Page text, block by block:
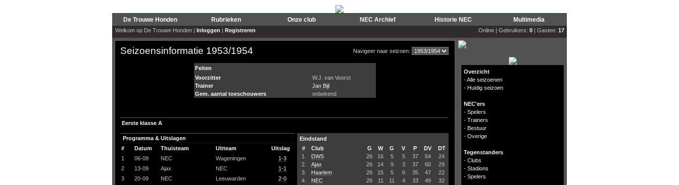
De Trouwe Honden Rubrieken Onze club NEC Archief Historie NEC Multimedia
Welkom op De Trouwe Honden | Inloggen | Registreren Online | Gebruikers: 0 | Gasten: 17
Navigeer naar seizoen:
Seizoensinformatie 1953/1954
Feiten
Voorzitter
W.J. van Voorst
Trainer
Jan Bijl
Gem. aantal toeschouwers
onbekend
Eerste klasse A
Programma & Uitslagen
#
Datum Thuisteam Uitteam
Uitslag
1
06-09 NEC Wageningen
1-3
2
13-09 Ajax NEC
1-1
3
20-09 NEC Leeuwarden
2-0
Eindstand
#
Club G W G V P DV
DT
1.
DWS 26 16 5 5 37 54
24
2.
Ajax 26 14 9 3 37 60
29
3.
Haarlem 26 15 5 6 35 47
22
4.
NEC 26 11 11 4 33 49
32
Overzicht
-Alle seizoenen
- Huidig seizoen
NEC'ers
- Spelers
- Trainers
- Bestuur
- Overige
Tegenstanders
- Clubs
- Stadions
- Spelers